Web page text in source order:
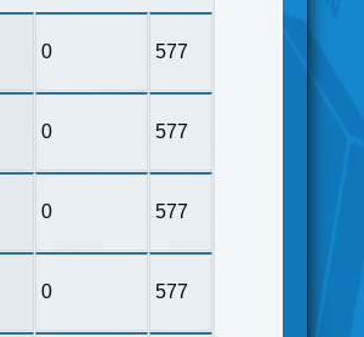
0 577
0 577
0 577
0 577